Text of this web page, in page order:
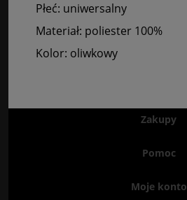
Płeć: uniwersalny
Materiał: poliester 100%
Kolor: oliwkowy
Zakupy
Pomoc
Moje konto